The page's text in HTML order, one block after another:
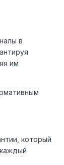
в
им
который